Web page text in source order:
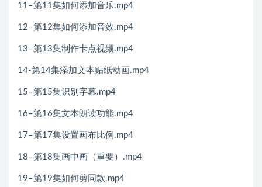
11–第11集如何添加音乐.mp4
12–第12集如何添加音效.mp4
13–第13集制作卡点视频.mp4
14-第14集添加文本贴纸动画.mp4
15–第15集识别字幕.mp4
16–第16集文本朗读功能.mp4
17–第17集设置画布比例.mp4
18–第18集画中画（重要）.mp4
19–第19集如何剪同款.mp4